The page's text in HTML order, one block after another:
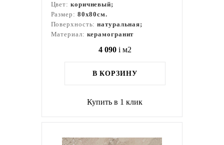
Цвет: коричневый;
Размер: 80x80см.
Поверхность:натуральная;
Материал: керамогранит
4 090 i м2
В КОРЗИНУ
Купить в 1 клик